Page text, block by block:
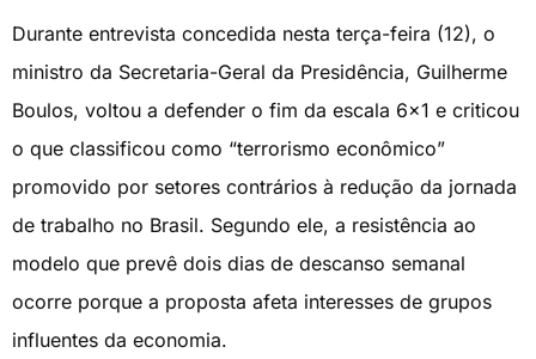
Durante entrevista concedida nesta terça-feira (12), o
ministro da Secretaria-Geral da Presidência, Guilherme
Boulos, voltou a defender o fim da escala 6×1 e criticou
o que classificou como “terrorismo econômico”
promovido por setores contrários à redução da jornada
de trabalho no Brasil. Segundo ele, a resistência ao
modelo que prevê dois dias de descanso semanal
ocorre porque a proposta afeta interesses de grupos
influentes da economia.